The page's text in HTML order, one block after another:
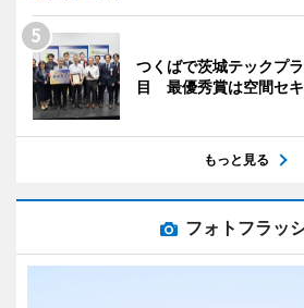
つくばで茨城テックプ
目 最優秀賞は空間セ
もっと見る
フォトフラッ